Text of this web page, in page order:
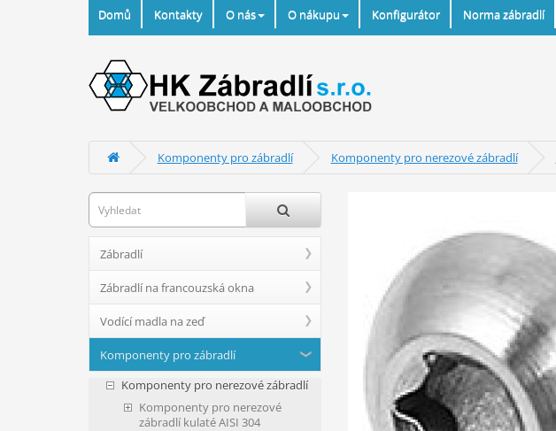
Domů Kontakty O nás O nákupu Konfigurátor Norma zábradlí
Komponenty pro zábradlí Komponenty pro nerezové zábradlí
Zábradlí
Zábradlí na francouzská okna
Vodící madla na zeď
Komponenty pro zábradlí
Komponenty pro nerezové zábradlí
Komponenty pro nerezové
zábradlí kulaté AISI 304